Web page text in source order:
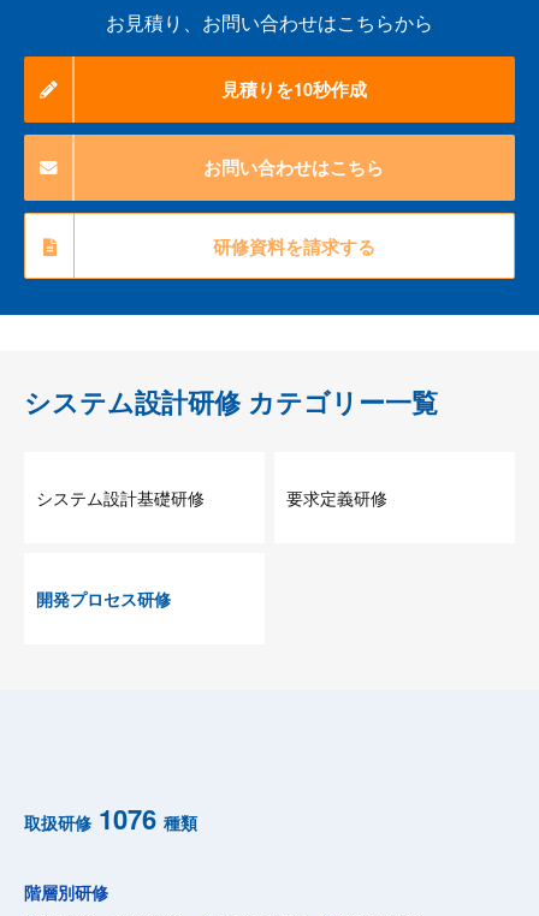
お見積り、お問い合わせはこちらから
見積りを10秒作成
お問い合わせはこちら
研修資料を請求する
システム設計研修カテゴリー一覧
システム設計基礎研修 要求定義研修
開発プロセス研修
取扱研修 1076 種類
階層別研修